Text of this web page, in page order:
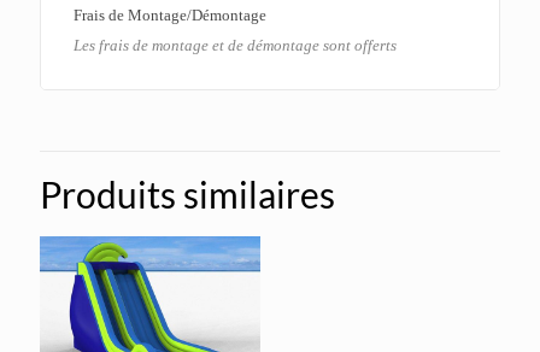
Frais de Montage/Démontage
Les frais de montage et de démontage sont offerts
Produits similaires